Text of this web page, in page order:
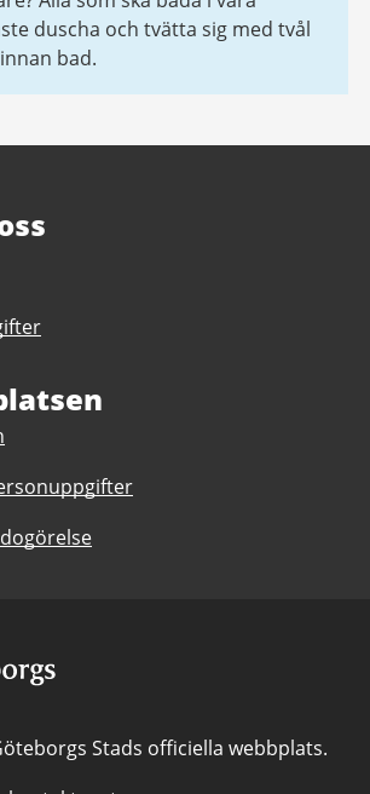
duscha och tvätta sig med tvål
bad.
Stads officiella webbplats.